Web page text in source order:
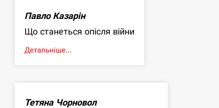
Павло Казарін
Що станеться опісля війни
Детальніше...
Тетяна Чорновол